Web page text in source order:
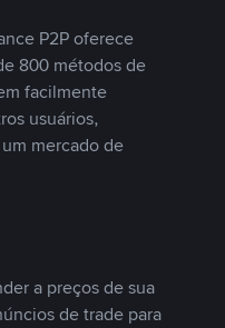
P2P oferece
800 métodos de
facilmente
usuários,
mercado de
a preços de sua
de trade para